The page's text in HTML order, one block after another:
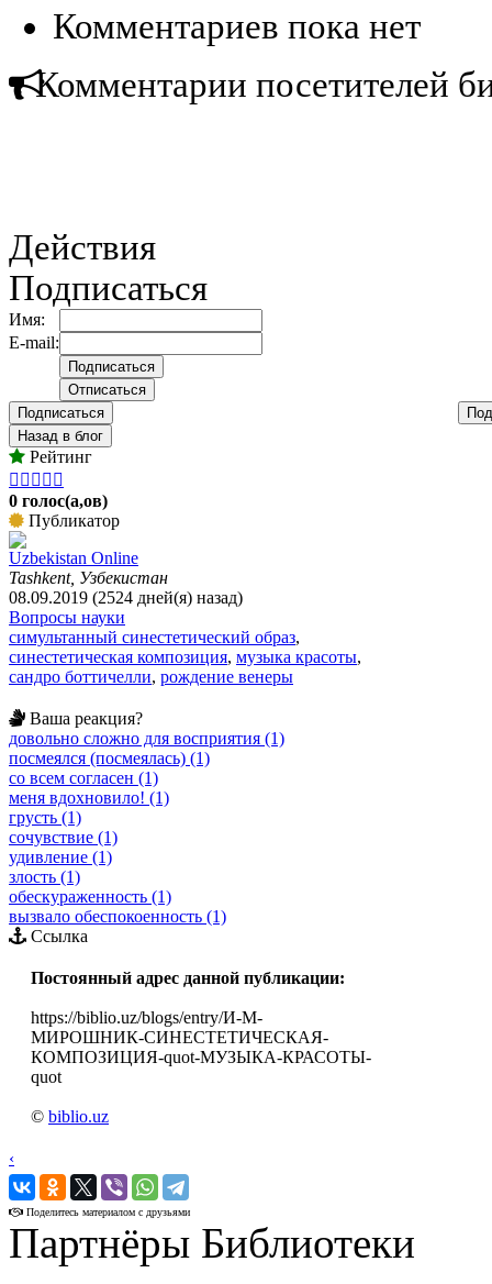
Комментариев пока нет
Комментарии посетителей
Действия
Подписаться
Имя:
E-mail:
Подписаться
Назад в блог
Рейтинг
    
0 голос(а,ов)
Публикатор
Uzbekistan Online
Tashkent, Узбекистан
08.09.2019 (2524 дней(я) назад)
Вопросы науки
симультанный синестетический образ,
синестетическая композиция, музыка красоты,
сандро боттичелли, рождение венеры
Ваша реакция?
довольно сложно для восприятия (1)
посмеялся (посмеялась) (1)
со всем согласен (1)
меня вдохновило! (1)
грусть (1)
сочувствие (1)
удивление (1)
злость (1)
обескураженность (1)
вызвало обеспокоенность (1)
Ссылка
Постоянный адрес данной публикации:
https://biblio.uz/blogs/entry/И-М-
МИРОШНИК-СИНЕСТЕТИЧЕСКАЯ-
КОМПОЗИЦИЯ-quot-МУЗЫКА-КРАСОТЫ-
quot
© biblio.uz
‹
›
Поделитесь материалом с друзьями
Партнёры Библиотеки